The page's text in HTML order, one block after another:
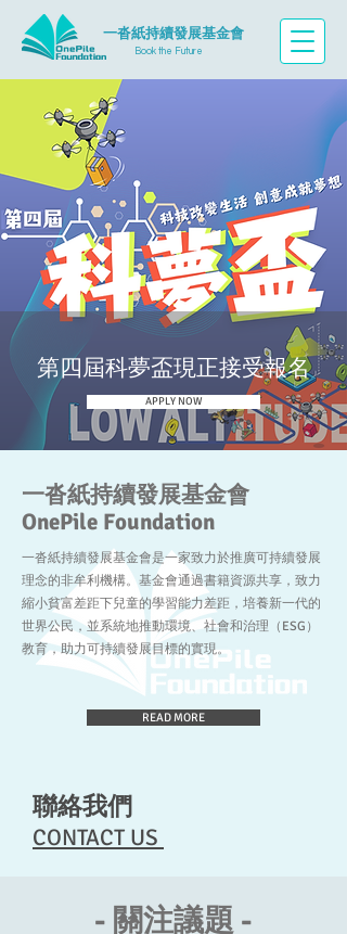
一沓紙持續發展基金會
Book the Future
第四屆科夢盃現正接受報名
APPLY NOW
一沓紙持續發展基金會
​OnePile Foundation
一沓紙持續發展基金會是一家致力於推廣可持續發展
理念的非牟利機構。基金會通過書籍資源共享，致力
縮小貧富差距下兒童的學習能力差距，培養新一代的
世界公民，並系統地推動環境、社會和治理（ESG）
教育，助力可持續發展目標的實現。
READ MORE
聯絡我們
CONTACT US
- 關注議題 -